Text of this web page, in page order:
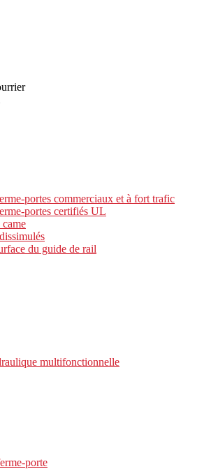
portes commerciaux et à fort trafic
portes certifiés UL
came
du guide de rail
multifonctionnelle
porte